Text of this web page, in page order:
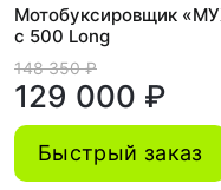
Мотобуксировщик
с 500 Long
148 350 ₽
129 000 ₽
Быстрый заказ